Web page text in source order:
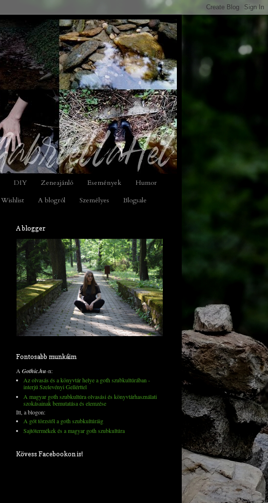
DIY Zeneajánló Események
Humor
Wishlist A blogról Személyes Blogsale
A blogger
Fontosabb munkáim
A Gothic.hu-n:
Az olvasás és a könyvtár helye a goth szubkultúrában -
interjú Szelevényi Gellérttel
A magyar goth szubkultúra olvasási és könyvtárhasználati
szokásainak bemutatása és elemzése
Itt, a blogon:
A gót törzstől a goth szubkultúráig
Sajtótermékek és a magyar goth szubkultúra
Kövess Facebookon is!